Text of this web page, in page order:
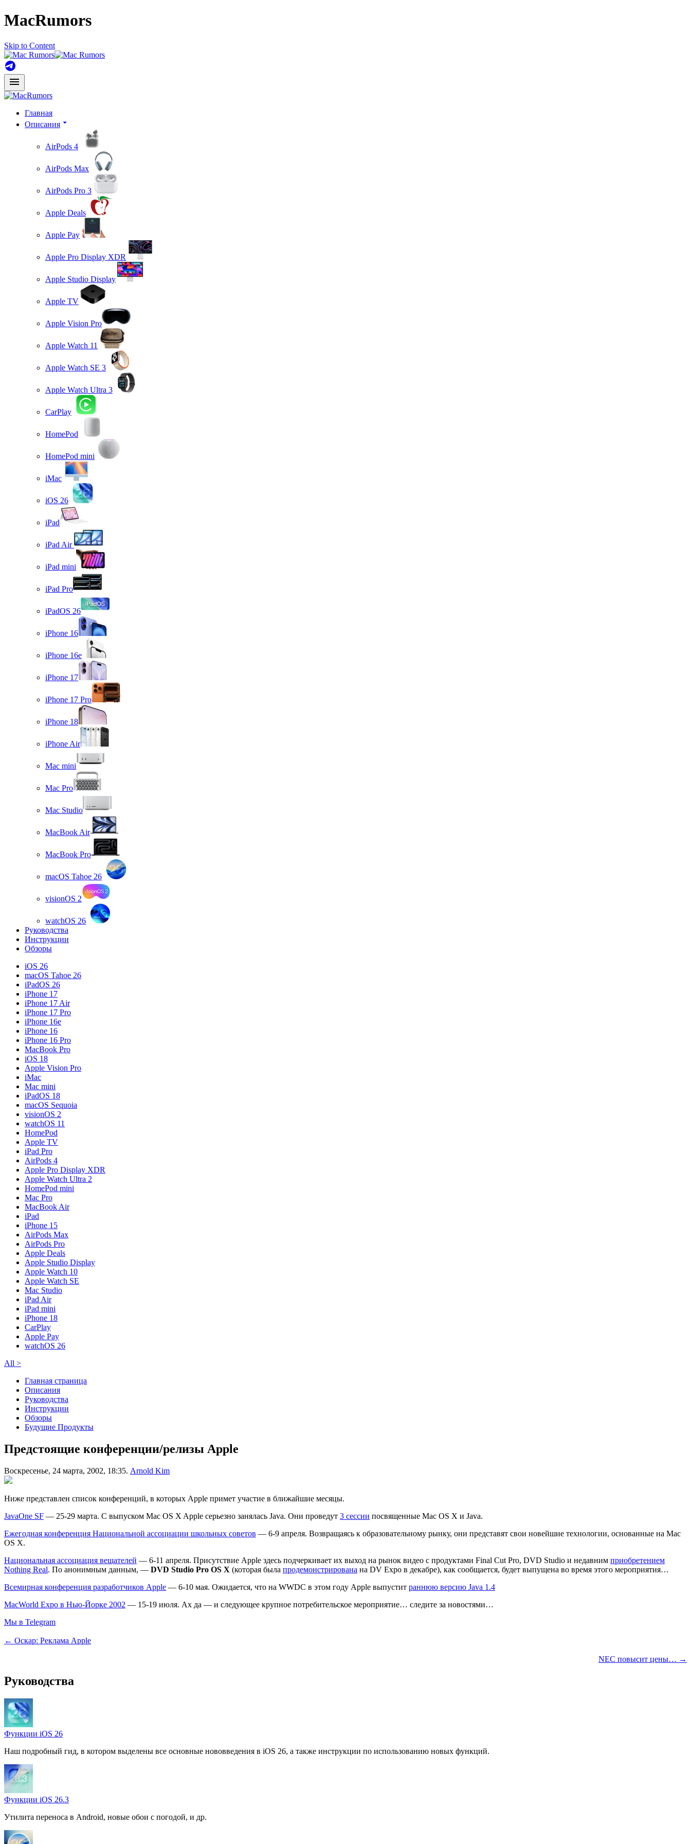
MacRumors
Skip to Content
Главная
Описания
AirPods 4
AirPods Max
AirPods Pro 3
Apple Deals
Apple Pay
Apple Pro Display XDR
Apple Studio Display
Apple TV
Apple Vision Pro
Apple Watch 11
Apple Watch SE 3
Apple Watch Ultra 3
CarPlay
HomePod
HomePod mini
iMac
iOS 26
iPad
iPad Air
iPad mini
iPad Pro
iPadOS 26
iPhone 16
iPhone 16e
iPhone 17
iPhone 17 Pro
iPhone 18
iPhone Air
Mac mini
Mac Pro
Mac Studio
MacBook Air
MacBook Pro
macOS Tahoe 26
visionOS 2
watchOS 26
Руководства
Инструкции
Обзоры
iOS 26
macOS Tahoe 26
iPadOS 26
iPhone 17
iPhone 17 Air
iPhone 17 Pro
iPhone 16e
iPhone 16
iPhone 16 Pro
MacBook Pro
iOS 18
Apple Vision Pro
iMac
Mac mini
iPadOS 18
macOS Sequoia
visionOS 2
watchOS 11
HomePod
Apple TV
iPad Pro
AirPods 4
Apple Pro Display XDR
Apple Watch Ultra 2
HomePod mini
Mac Pro
MacBook Air
iPad
iPhone 15
AirPods Max
AirPods Pro
Apple Deals
Apple Studio Display
Apple Watch 10
Apple Watch SE
Mac Studio
iPad Air
iPad mini
iPhone 18
CarPlay
Apple Pay
watchOS 26
All >
Главная страница
Описания
Руководства
Инструкции
Обзоры
Будущие Продукты
Предстоящие конференции/релизы Apple
Воскресенье, 24 марта, 2002, 18:35. Arnold Kim
Ниже представлен список конференций, в которых Apple примет участие в ближайшие месяцы.
JavaOne SF — 25-29 марта. С выпуском Mac OS X Apple серьезно занялась Java. Они проведут 3 сессии посвященные Mac OS X и Java.
Ежегодная конференция Национальной ассоциации школьных советов — 6-9 апреля. Возвращаясь к образовательному рынку, они представят свои новейшие технологии, основанные на Mac
OS X.
Национальная ассоциация вещателей — 6-11 апреля. Присутствие Apple здесь подчеркивает их выход на рынок видео с продуктами Final Cut Pro, DVD Studio и недавним приобретением
Nothing Real. По анонимным данным, — DVD Studio Pro OS X (которая была продемонстрирована на DV Expo в декабре), как сообщается, будет выпущена во время этого мероприятия…
Всемирная конференция разработчиков Apple — 6-10 мая. Ожидается, что на WWDC в этом году Apple выпустит раннюю версию Java 1.4
MacWorld Expo в Нью-Йорке 2002 — 15-19 июля. Ах да — и следующее крупное потребительское мероприятие… следите за новостями…
Мы в Telegram
← Оскар: Реклама Apple
NEC повысит цены… →
Руководства
Функции iOS 26
Наш подробный гид, в котором выделены все основные нововведения в iOS 26, а также инструкции по использованию новых функций.
Функции iOS 26.3
Утилита переноса в Android, новые обои с погодой, и др.